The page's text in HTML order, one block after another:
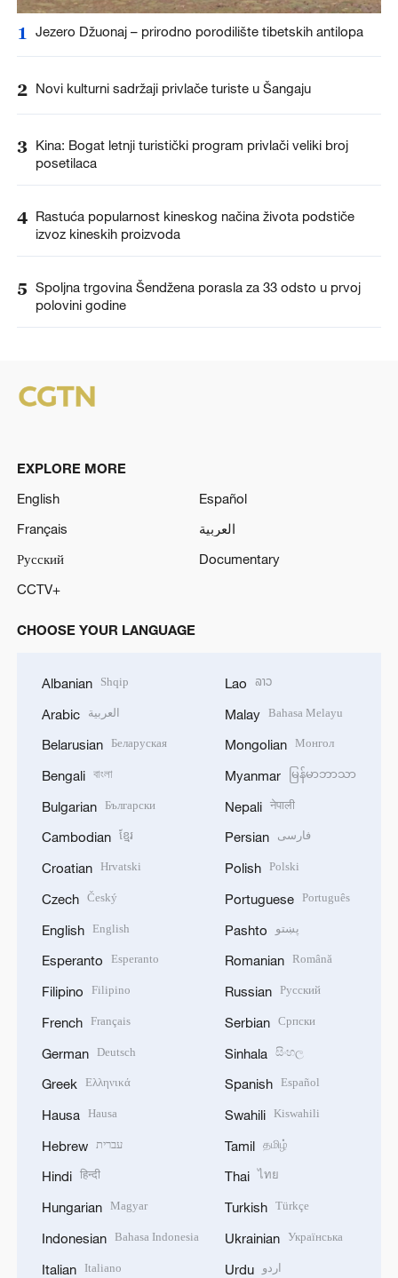
1 Jezero Džuonaj – prirodno porodilište tibetskih antilopa
2 Novi kulturni sadržaji privlače turiste u Šangaju
3 Kina: Bogat letnji turistički program privlači veliki broj
posetilaca
4 Rastuća popularnost kineskog načina života podstiče
izvoz kineskih proizvoda
5 Spoljna trgovina Šendžena porasla za 33 odsto u prvoj
polovini godine
EXPLORE MORE
English
Español
Français
العربية
Русский
Documentary
CCTV+
CHOOSE YOUR LANGUAGE
Albanian Shqip
Arabic العربية
Belarusian Беларуская
Bengali বাংলা
Bulgarian Български
Cambodian ខ្មែរ
Croatian Hrvatski
Czech Český
English English
Esperanto Esperanto
Filipino Filipino
French Français
German Deutsch
Greek Ελληνικά
Hausa Hausa
Hebrew עברית
Hindi हिन्दी
Hungarian Magyar
Indonesian Bahasa Indonesia
Italian Italiano
Lao ລາວ
Malay Bahasa Melayu
Mongolian Монгол
Myanmar မြန်မာဘာသာ
Nepali नेपाली
Persian فارسی
Polish Polski
Portuguese Português
Pashto پښتو
Romanian Română
Russian Русский
Serbian Српски
Sinhala සිංහල
Spanish Español
Swahili Kiswahili
Tamil தமிழ்
Thai ไทย
Turkish Türkçe
Ukrainian Українська
Urdu اردو